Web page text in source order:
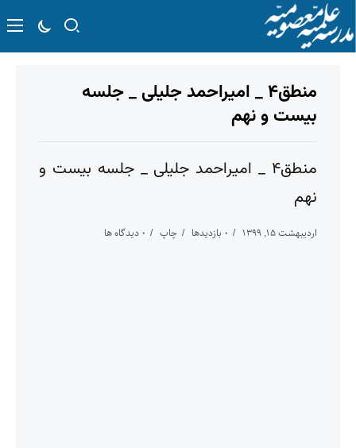
منطق۴ _ امیراحمد جلیلی _ جلسه
بیست و نهم
منطق۴ _ امیراحمد جلیلی _ جلسه بیست و
نهم
اردیبهشت ۱۵, ۱۳۹۹ ۰ بازدیدها چاپ ۰ دیدگاه ها